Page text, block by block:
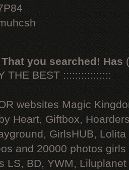
That you searched! Has
THE BEST ::::::::::::::::
websites Magic
Heart, Giftbox,
GirlsHUB, Lolita
and 20000 photos
LS, BD, YWM, Liluplanet